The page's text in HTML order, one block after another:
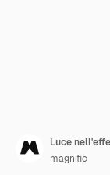
Luce
magnific